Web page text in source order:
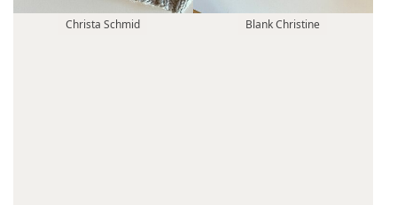
Christa Schmid Blank Christine